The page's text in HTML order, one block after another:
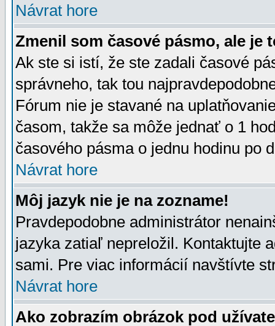
Návrat hore
Zmenil som časové pásmo, ale je
Ak ste si istí, že ste zadali časové
správneho, tak tou
Fórum nie je stavané na
časom, takže sa môže jednať o 1
časového pásma o jednu hodinu po
Návrat hore
Môj jazyk nie je na zozname!
Pravdepodobne administrátor
jazyka zatiaľ nepreložil. Kontaktujte
sami. Pre viac informácií navštívte
Návrat hore
Ako zobrazím obrázok pod